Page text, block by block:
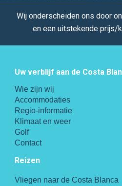
Wij onderscheiden ons door
en een uitstekende prijs/
Uw verblijf aan de Costa
Wie zijn wij
Accommodaties
Regio-informatie
Klimaat en weer
Golf
Contact
Reizen
Vliegen naar de Costa Blanca